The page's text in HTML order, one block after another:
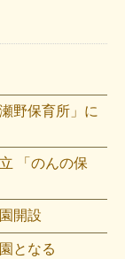
野保育所」に
「のんの保
開設
となる